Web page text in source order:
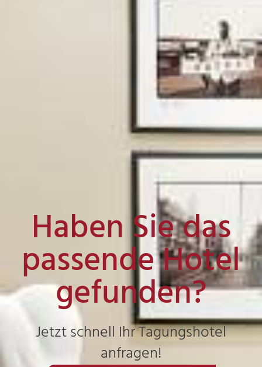
Haben Sie das
passende Hotel
gefunden?
Jetzt schnell Ihr Tagungshotel
anfragen!